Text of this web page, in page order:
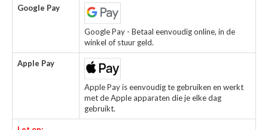
Google Pay
Google Pay - Betaal eenvoudig online, in de
winkel of stuur geld.
Apple Pay
Apple Pay is eenvoudig te gebruiken en werkt
met de Apple apparaten die je elke dag
gebruikt.